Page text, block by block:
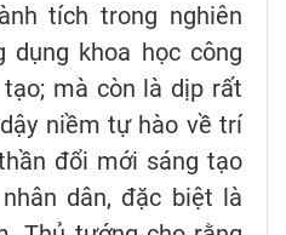
tích trong nghiên
dụng khoa học công
mà còn là dịp rất
niềm tự hào về trí
đổi mới sáng tạo
dân, đặc biệt là